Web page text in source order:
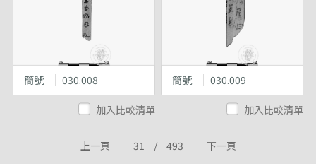
簡號 030.008
加入比較清單
簡號 030.009
加入比較清單
上一頁 31 / 493 下一頁